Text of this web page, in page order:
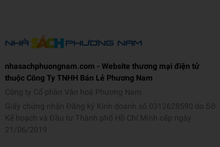
ớ
C
h
Nhựa
nhasachphuongnam.com - Website thương mại điện tử
thuộc Công Ty TNHH Bán Lẻ Phương Nam
Công ty Cổ phần Văn hoá Phương Nam
Giấy chứng nhận Đăng ký Kinh doanh số 0312628590 do Sở
Kế hoạch và Đầu tư Thành phố Hồ Chí Minh cấp ngày
21/06/2019